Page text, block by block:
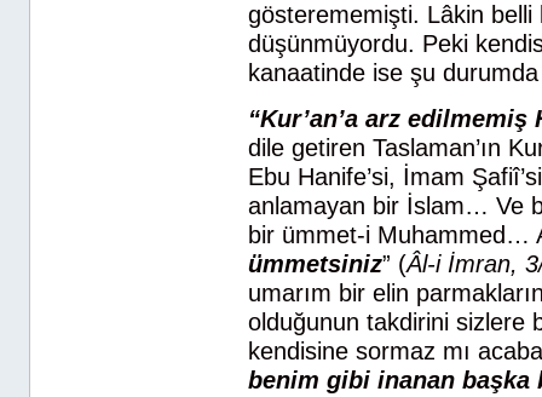
gösterememişti. Lâkin belli
düşünmüyordu. Peki
kanaatinde ise şu
“Kur’an’a arz edilmemiş
dile getiren Taslaman’ın
Ebu Hanife’si, İmam
anlamayan bir İslam… Ve
bir ümmet-i Muhammed…
ümmetsiniz” (Âl-i İmran,
umarım bir elin
olduğunun takdirini sizlere
kendisine sormaz mı
benim gibi inanan başka